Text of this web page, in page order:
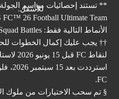
الأنماط التالية فقط: Squad Battles و Rivals والأبطال و Draft.
†† يجب عليك إكمال الخطوات
FC.